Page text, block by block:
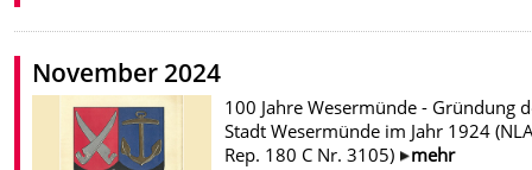
November 2024
100 Jahre Wesermünde - Gründung
Stadt Wesermünde im Jahr 1924
Rep. 180 C Nr. 3105)
mehr